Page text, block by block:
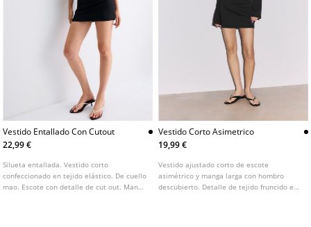
Vestido Entallado Con Cutout
22,99 €
Silueta entallada. Vestido corto
confeccionado en tejido elástico. De cuello
mao. Escote con detalle de cut out. Manga
Vestido Corto Asimetrico
19,99 €
Vestido ajustado corto de escote
asimétrico y manga larga con hombro
descubierto. Detalle de tejido fruncido en